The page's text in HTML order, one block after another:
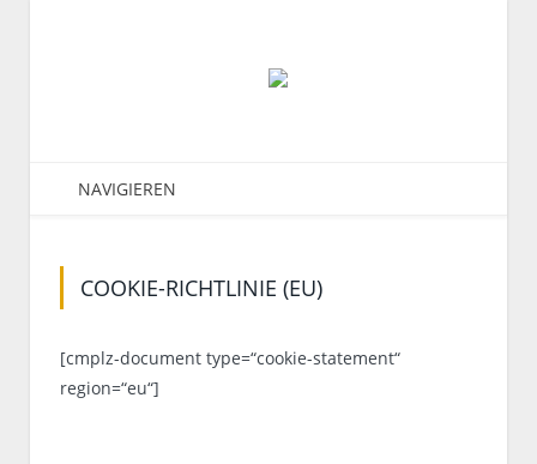
NAVIGIEREN
COOKIE-RICHTLINIE (EU)
[cmplz-document type=“cookie-statement“
region=“eu“]